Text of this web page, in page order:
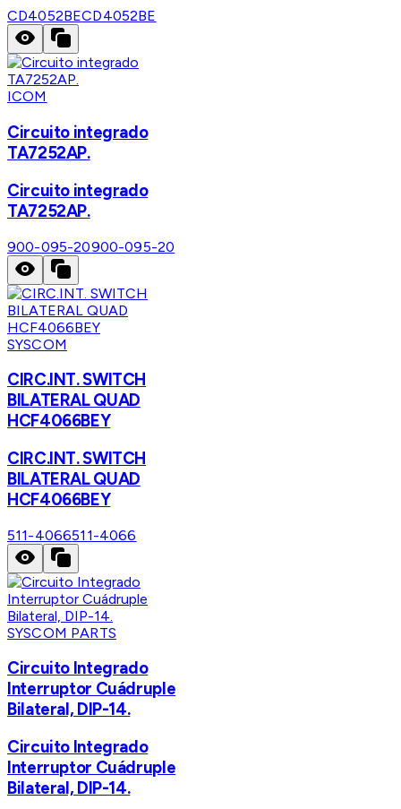
CD4052BECD4052BE
ICOM
Circuito integrado
TA7252AP.
Circuito integrado
TA7252AP.
900-095-20900-095-20
SYSCOM
CIRC.INT. SWITCH
BILATERAL QUAD
HCF4066BEY
CIRC.INT. SWITCH
BILATERAL QUAD
HCF4066BEY
511-4066511-4066
SYSCOM PARTS
Circuito Integrado
Interruptor Cuádruple
Bilateral, DIP-14.
Circuito Integrado
Interruptor Cuádruple
Bilateral, DIP-14.